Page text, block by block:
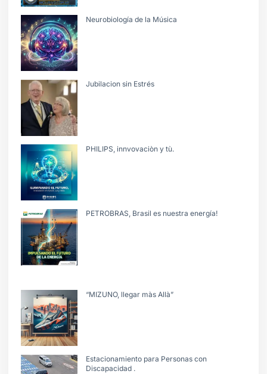
Neurobiología de la Música
Jubilacion sin Estrés
PHILIPS, innvovaciòn y tù.
PETROBRAS, Brasil es nuestra energía!
“MIZUNO, llegar màs Allà”
Estacionamiento para Personas con
Discapacidad .